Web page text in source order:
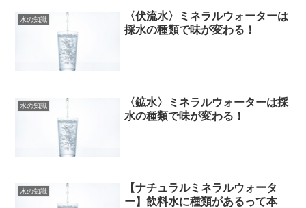
水の知識
〈伏流水〉ミネラルウォーターは
採水の種類で味が変わる！
水の知識
〈鉱水〉ミネラルウォーターは採
水の種類で味が変わる！
水の知識
【ナチュラルミネラルウォータ
ー】飲料水に種類があるって本